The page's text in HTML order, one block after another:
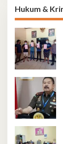
Hukum &